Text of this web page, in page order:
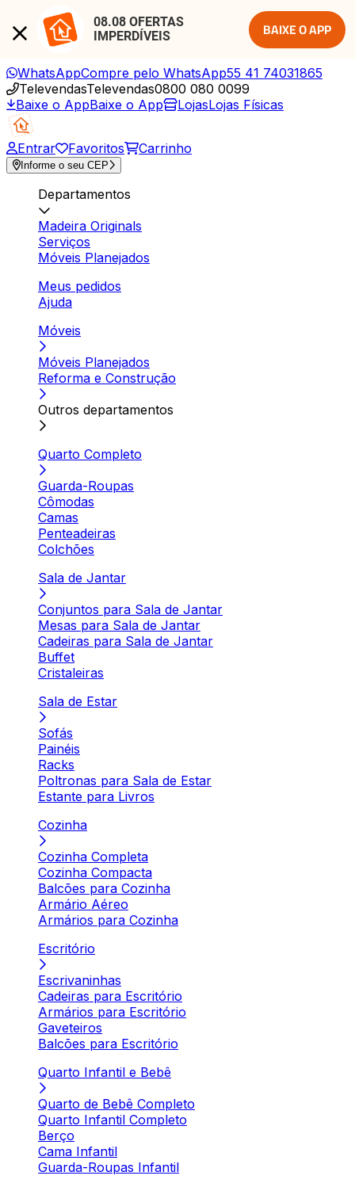
08.08 OFERTAS
IMPERDÍVEIS
BAIXE O APP
WhatsAppCompre pelo WhatsApp55 41 74031865
TelevendasTelevendas0800 080 0099
Baixe o AppBaixe o App LojasLojas Físicas
Entrar Favoritos Carrinho
Informe o seu CEP
Departamentos
Madeira Originals
Serviços
Móveis Planejados
Meus pedidos
Ajuda
Móveis
Móveis Planejados
Reforma e Construção
Outros departamentos
Quarto Completo
Guarda-Roupas
Cômodas
Camas
Penteadeiras
Colchões
Sala de Jantar
Conjuntos para Sala de Jantar
Mesas para Sala de Jantar
Cadeiras para Sala de Jantar
Buffet
Cristaleiras
Sala de Estar
Sofás
Painéis
Racks
Poltronas para Sala de Estar
Estante para Livros
Cozinha
Cozinha Completa
Cozinha Compacta
Balcões para Cozinha
Armário Aéreo
Armários para Cozinha
Escritório
Escrivaninhas
Cadeiras para Escritório
Armários para Escritório
Gaveteiros
Balcões para Escritório
Quarto Infantil e Bebê
Quarto de Bebê Completo
Quarto Infantil Completo
Berço
Cama Infantil
Guarda-Roupas Infantil